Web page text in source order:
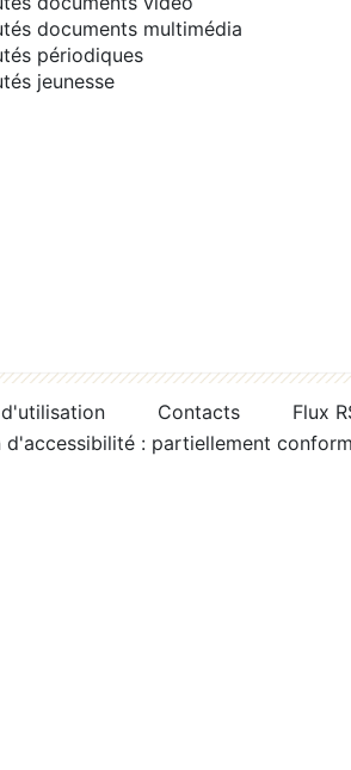
documents multimédia
périodiques
jeunesse
Contacts
Flux
d'accessibilité : partiellement